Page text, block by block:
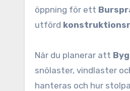
öppning för ett
utförd
När du planerar att
snölaster, vindlaster
hanteras och hur